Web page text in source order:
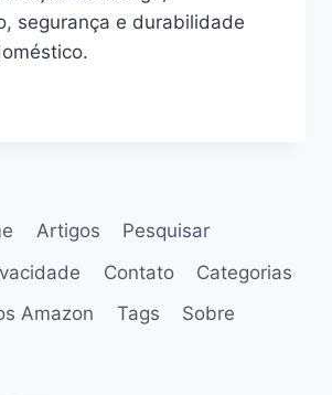
segurança e durabilidade
Artigos
Pesquisar
Contato
Categorias
Amazon
Tags Sobre